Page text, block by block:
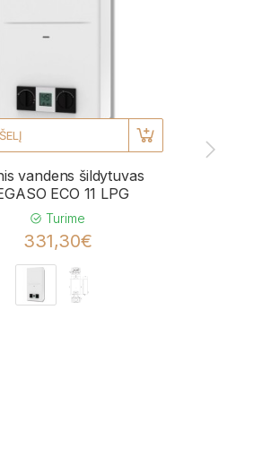
vandens šildytuvas
ECO 11 LPG
Turime
331,30€